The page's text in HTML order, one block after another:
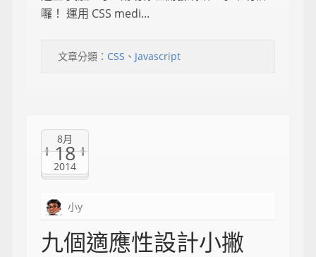
囉！ 運用 CSS medi...
文章分類： CSS 、 Javascript
8月
18
2014
小y
九個適應性設計小撇